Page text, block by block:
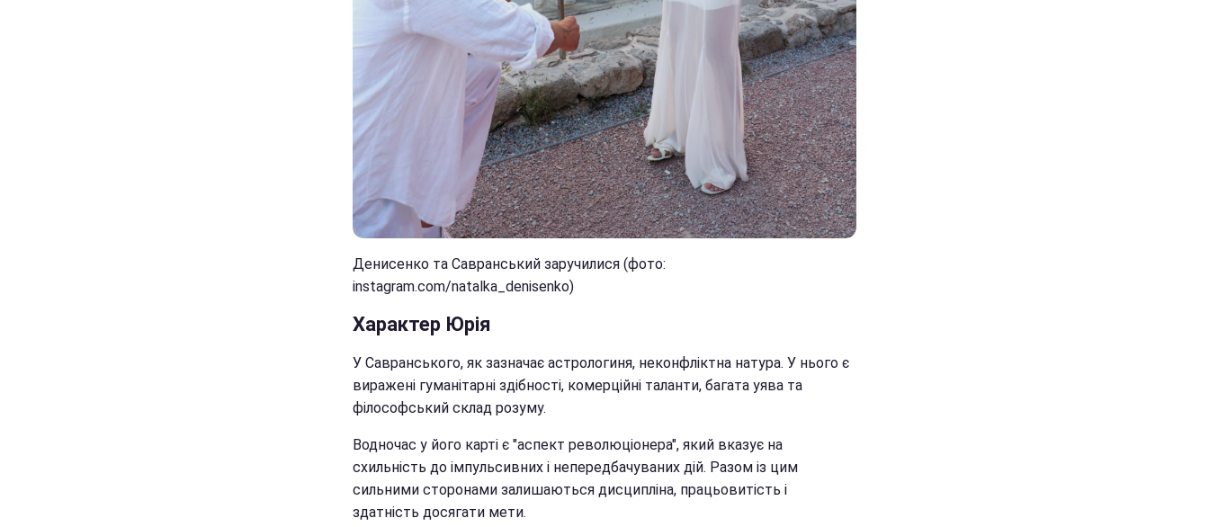
Денисенко та Савранський заручилися (фото:
instagram.com/natalka_denisenko)
Характер Юрія
У Савранського, як зазначає астрологиня, неконфліктна натура. У нього є
виражені гуманітарні здібності, комерційні таланти, багата уява та
філософський склад розуму.
Водночас у його карті є "аспект революціонера", який вказує на
схильність до імпульсивних і непередбачуваних дій. Разом із цим
сильними сторонами залишаються дисципліна, працьовитість і
здатність досягати мети.